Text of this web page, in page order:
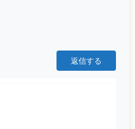
返信する